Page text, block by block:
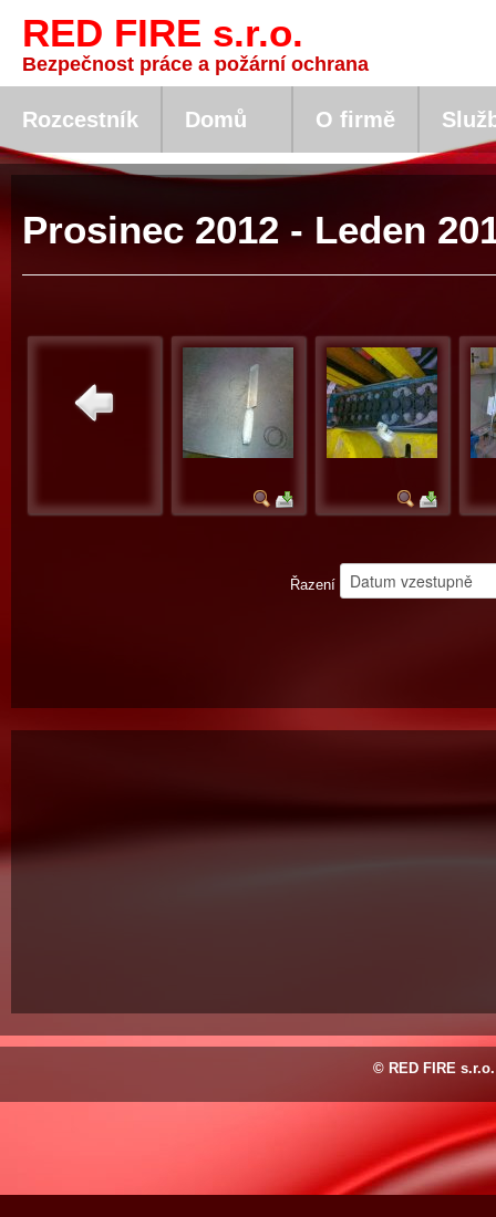
RED FIRE s.r.o.
Bezpečnost práce a požární ochrana
Rozcestník Domů O firmě
Prosinec 2012 - Leden
Řazení
© RED FIRE